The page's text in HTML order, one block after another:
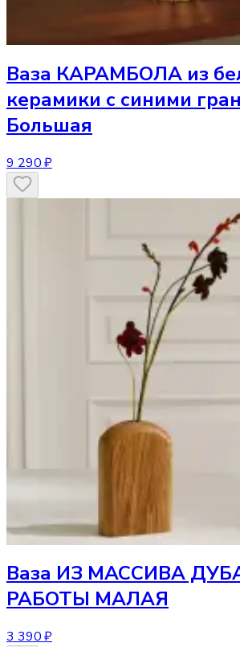
Ваза КАРАМБОЛА из
керамики с синими
Большая
9 290 ₽
Ваза ИЗ МАССИВА
РАБОТЫ МАЛАЯ
3 390 ₽